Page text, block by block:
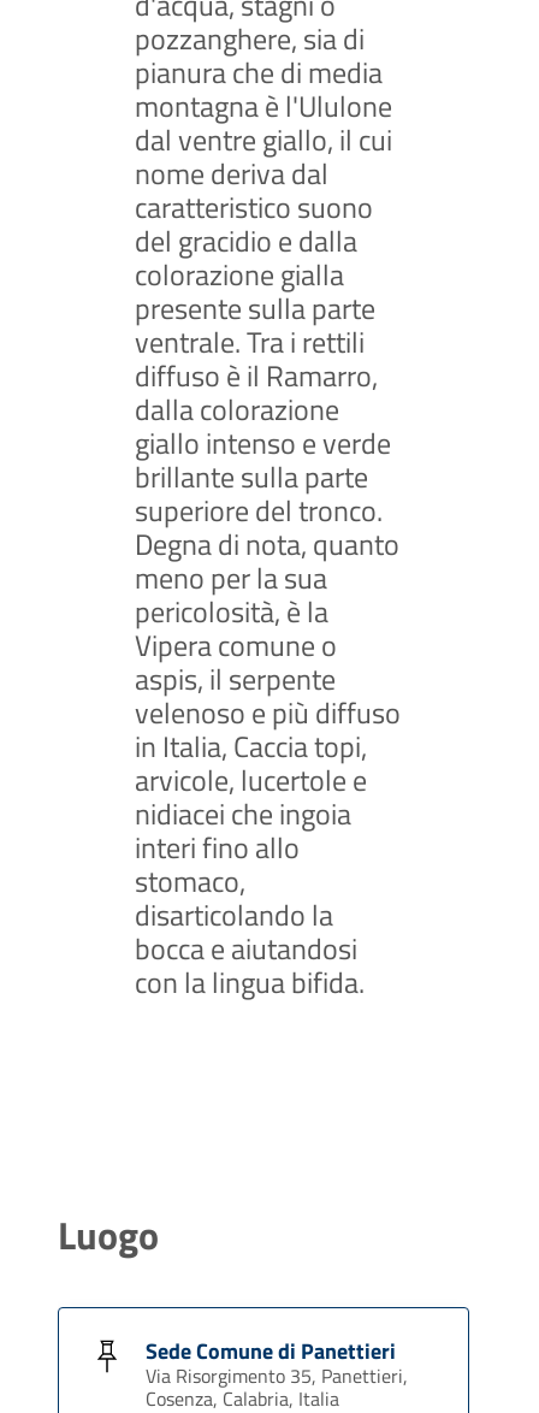
pozzanghere, sia di
pianura che di media
montagna è l'Ululone
dal ventre giallo, il cui
nome deriva dal
caratteristico suono
del gracidio e dalla
colorazione gialla
presente sulla parte
ventrale. Tra i rettili
diffuso è il Ramarro,
dalla colorazione
giallo intenso e verde
brillante sulla parte
superiore del tronco.
Degna di nota, quanto
meno per la sua
pericolosità, è la
Vipera comune o
aspis, il serpente
velenoso e più diffuso
in Italia, Caccia topi,
arvicole, lucertole e
nidiacei che ingoia
interi fino allo
stomaco,
disarticolando la
bocca e aiutandosi
con la lingua bifida.
Luogo
Sede Comune di Panettieri
Via Risorgimento 35, Panettieri,
Cosenza, Calabria, Italia